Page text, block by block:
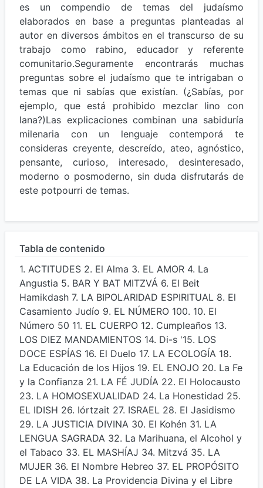
es un compendio de temas del judaísmo
elaborados en base a preguntas planteadas al
autor en diversos ámbitos en el transcurso de su
trabajo como rabino, educador y referente
comunitario.Seguramente encontrarás muchas
preguntas sobre el judaísmo que te intrigaban o
temas que ni sabías que existían. (¿Sabías, por
ejemplo, que está prohibido mezclar lino con
lana?)Las explicaciones combinan una sabiduría
milenaria con un lenguaje contemporá te
consideras creyente, descreído, ateo, agnóstico,
pensante, curioso, interesado, desinteresado,
moderno o posmoderno, sin duda disfrutarás de
este potpourri de temas.
Tabla de contenido
1. ACTITUDES 2. El Alma 3. EL AMOR 4. La
Angustia 5. BAR Y BAT MITZVÁ 6. El Beit
Hamikdash 7. LA BIPOLARIDAD ESPIRITUAL 8. El
Casamiento Judío 9. EL NÚMERO 100. 10. El
Número 50 11. EL CUERPO 12. Cumpleaños 13.
LOS DIEZ MANDAMIENTOS 14. Di-s '15. LOS
DOCE ESPÍAS 16. El Duelo 17. LA ECOLOGÍA 18.
La Educación de los Hijos 19. EL ENOJO 20. La Fe
y la Confianza 21. LA FÉ JUDÍA 22. El Holocausto
23. LA HOMOSEXUALIDAD 24. La Honestidad 25.
EL IDISH 26. Iórtzait 27. ISRAEL 28. El Jasidismo
29. LA JUSTICIA DIVINA 30. El Kohén 31. LA
LENGUA SAGRADA 32. La Marihuana, el Alcohol y
el Tabaco 33. EL MASHÍAJ 34. Mitzvá 35. LA
MUJER 36. El Nombre Hebreo 37. EL PROPÓSITO
DE LA VIDA 38. La Providencia Divina y el Libre